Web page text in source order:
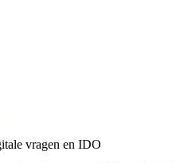
vragen en IDO